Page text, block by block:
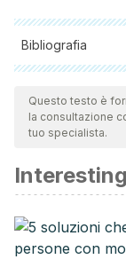
Bibliografia
Tutte le fonti
team per
validità. La
Moliner, M. M.,
entre
adolescencia.
(45), 86-95.
Questo testo è
la consultazione
tuo specialista.